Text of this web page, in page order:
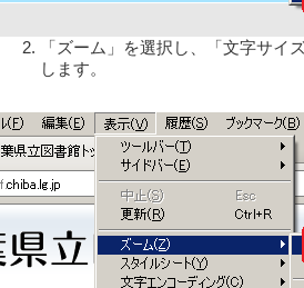
「ズーム」を選択し、「文字サイ
します。